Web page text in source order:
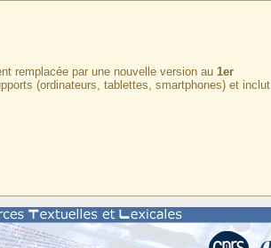
remplacée par une nouvelle version au 1er
(ordinateurs, tablettes, smartphones) et inclut